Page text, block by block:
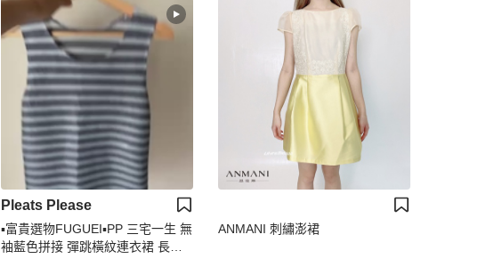
Pleats Please
▪️富貴選物FUGUEI▪️PP 三宅一生 無
袖藍色拼接 彈跳橫紋連衣裙 長版
ANMANI 刺繡澎裙